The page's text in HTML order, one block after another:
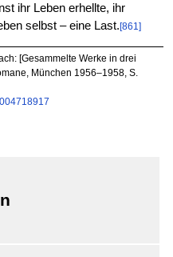
ihr Leben erhellte, ihr
selbst – eine Last.[861]
[Gesammelte Werke in drei
München 1956–1958, S.